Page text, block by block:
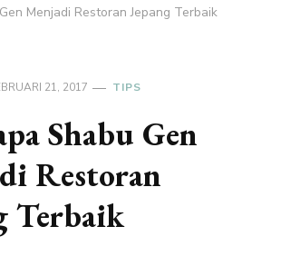
Menjadi Restoran Jepang Terbaik
21, 2017 TIPS
Shabu Gen
Restoran
Terbaik